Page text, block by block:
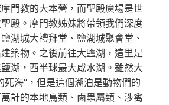
門教的大本營，而聖殿廣場是世
殿。摩門教姊妹將帶領我們深度
湖城大禮拜堂、鹽湖城聚會堂、
築物。之後前往大鹽湖，這里是
湖，西半球最大咸水湖。雖然大
死海”，但是這個湖泊是動物們的
計的本地鳥類、鹵蟲屬類、涉禽